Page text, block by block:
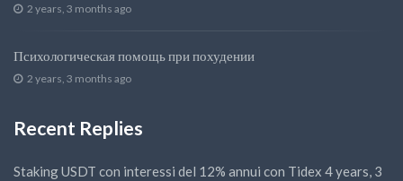
2 years, 3 months ago
Психологическая помощь при похудении
2 years, 3 months ago
Recent Replies
Staking USDT con interessi del 12% annui con Tidex 4 years, 3